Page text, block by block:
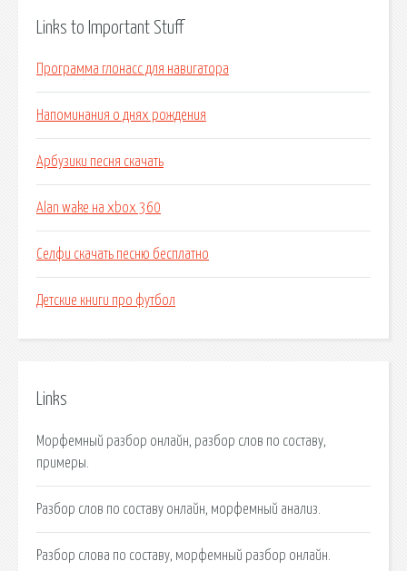
Links to Important Stuff
Программа глонасс для навигатора
Напоминания о днях рождения
Арбузики песня скачать
Alan wake на xbox 360
Селфи скачать песню бесплатно
Детские книги про футбол
Links
Морфемный разбор онлайн, разбор слов по составу,
примеры.
Разбор слов по составу онлайн, морфемный анализ.
Разбор слова по составу, морфемный разбор онлайн.